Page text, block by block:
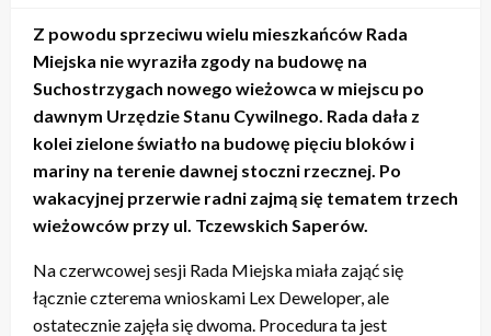
Z powodu sprzeciwu wielu mieszkańców Rada
Miejska nie wyraziła zgody na budowę na
Suchostrzygach nowego wieżowca w miejscu po
dawnym Urzędzie Stanu Cywilnego. Rada dała z
kolei zielone światło na budowę pięciu bloków i
mariny na terenie dawnej stoczni rzecznej. Po
wakacyjnej przerwie radni zajmą się tematem trzech
wieżowców przy ul. Tczewskich Saperów.
Na czerwcowej sesji Rada Miejska miała zająć się
łącznie czterema wnioskami Lex Deweloper, ale
ostatecznie zajęła się dwoma. Procedura ta jest